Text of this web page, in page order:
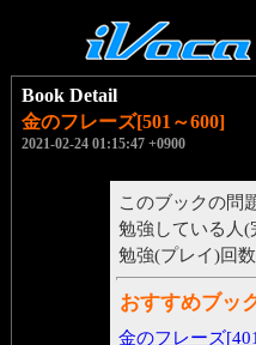
Book Detail
金のフレーズ[501～600]
2021-02-24 01:15:47 +0900
このブックの問
勉強している人(
勉強(プレイ)回
おすすめブッ
金のフレーズ